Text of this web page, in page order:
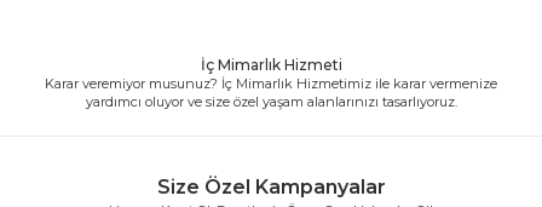
İç Mimarlık Hizmeti
Karar veremiyor musunuz? İç Mimarlık Hizmetimiz ile karar vermenize
yardımcı oluyor ve size özel yaşam alanlarınızı tasarlıyoruz.
Size Özel Kampanyalar